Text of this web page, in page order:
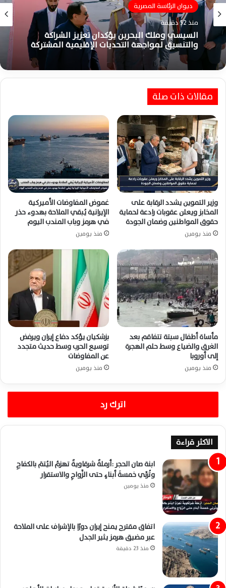
ديوان الرئاسة المصرية
منذ 52 دقيقة
والتنسيق لمواجهة التحديات الإقليمية المشتركة
الشرقية
منذ ساعة واحدة
محافظ الشرقية يُجري حركة تنقلات موسعة لتعزيز
كفاءة القيادات التنفيذية وتحسين الخدمات
مقالات ذات صلة
وزير التموين يشدد الرقابة على
المخابز ويعلن عقوبات رادعة لحماية
حقوق المواطنين وضمان الجودة
منذ يومين
غموض المفاوضات الأميركية
الإيرانية يُبقي الملاحة بهدوء حذر
في هرمز وباب المندب اليوم
منذ يومين
مأساة أطفال سبتة تتفاقم بعد
الغرق والضياع وسط حلم الهجرة
إلى أوروبا
منذ يومين
بزشكيان يؤكد دفاع إيران ويرفض
توسيع الحرب وسط حديث متجدد
عن المفاوضات
منذ يومين
اترك رد
الاكثر قراءة
ابنة صان الحجر :أرملةٌ شرقاويةٌ تهزمُ اليُتمَ بالكفاحِ
وتُربِّي خمسةَ أبناءٍ حتى الزَّواجِ والاستقرار
منذ يومين
اتفاق مقترح يمنح إيران دورًا بالإشراف على الملاحة
عبر مضيق هرمز يثير الجدل
منذ 23 دقيقة